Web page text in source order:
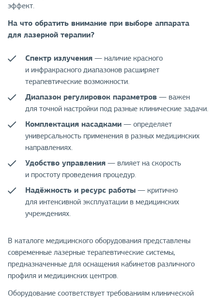
эффект.
На что обратить внимание при выборе аппарата
для лазерной терапии?
Спектр излучения — наличие красного
и инфракрасного диапазонов расширяет
терапевтические возможности.
Диапазон регулировок параметров — важен
для точной настройки под разные клинические задачи.
Комплектация насадками — определяет
универсальность применения в разных медицинских
направлениях.
Удобство управления — влияет на скорость
и простоту проведения процедур.
Надёжность и ресурс работы — критично
для интенсивной эксплуатации в медицинских
учреждениях.
В каталоге медицинского оборудования представлены
современные лазерные терапевтические системы,
предназначенные для оснащения кабинетов различного
профиля и медицинских центров.
Оборудование соответствует требованиям клинической